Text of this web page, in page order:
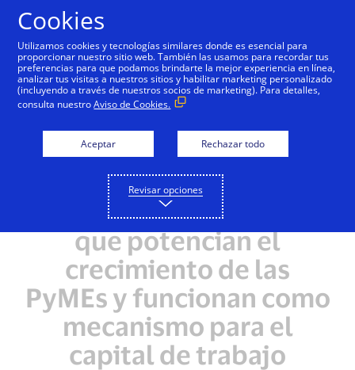
Soluciones comerciales
que potencian el
crecimiento de las
PyMEs y funcionan como
mecanismo para el
capital de trabajo
Cookies
Utilizamos cookies y tecnologías similares donde es esencial para
proporcionar nuestro sitio web. También las usamos para recordar tus
preferencias para que podamos brindarte la mejor experiencia en línea,
analizar tus visitas a nuestros sitios y habilitar marketing personalizado
(incluyendo a través de nuestros socios de marketing). Para detalles,
consulta nuestroAviso de Cookies.
Aceptar Rechazar todo
Revisar opciones